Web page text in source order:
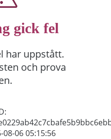
gick fel
har uppstått.
och prova
06 05:15:56